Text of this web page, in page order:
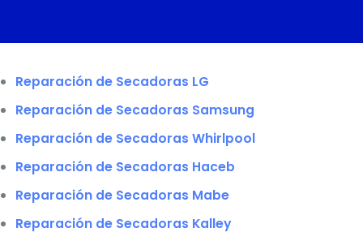
Reparación de Secadoras LG
Reparación de Secadoras Samsung
Reparación de Secadoras Whirlpool
Reparación de Secadoras Haceb
Reparación de Secadoras Mabe
Reparación de Secadoras Kalley